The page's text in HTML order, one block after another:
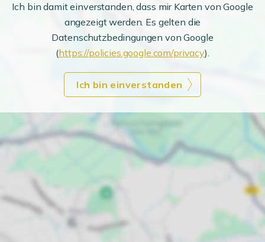
Ich bin damit einverstanden, dass mir Karten von Google
angezeigt werden. Es gelten die
Datenschutzbedingungen von Google
(https://policies.google.com/privacy).
Ich bin einverstanden